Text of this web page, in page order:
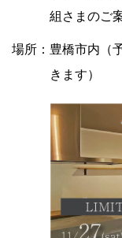
組さまのご
場所：豊橋市内（
きます）